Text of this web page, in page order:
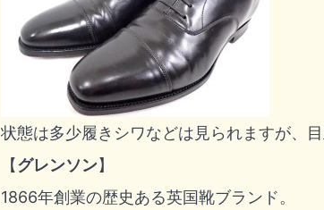
状態は多少履きシワなどは見られますが、
【グレンソン】
1866年創業の歴史ある英国靴ブランド。